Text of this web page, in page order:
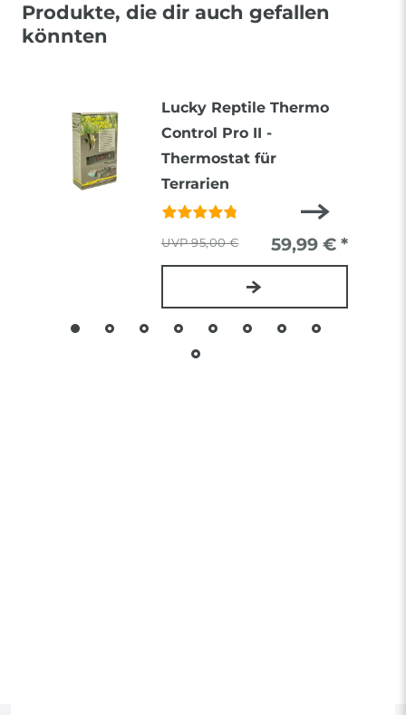
Produkte, die dir auch gefallen
könnten
Lucky Reptile Thermo
Control Pro II -
Thermostat für
Terrarien
95,00 € 59,99 € *